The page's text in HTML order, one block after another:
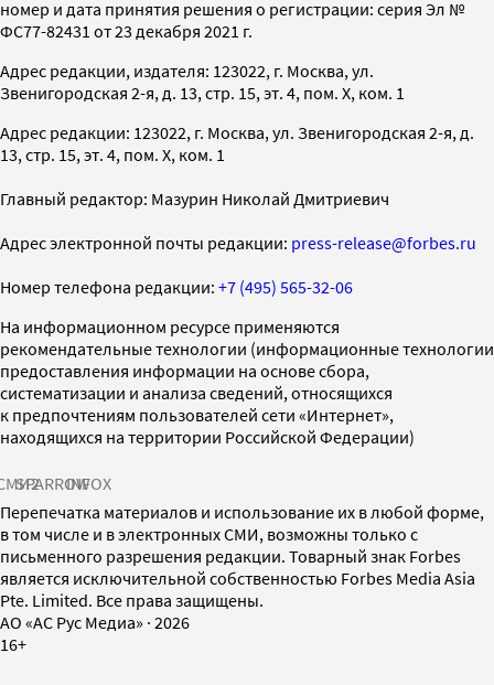
номер и дата принятия решения о регистрации: серия Эл №
ФС77-82431 от 23 декабря 2021 г.
Адрес редакции, издателя: 123022, г. Москва, ул.
Звенигородская 2-я, д. 13, стр. 15, эт. 4, пом. X, ком. 1
Адрес редакции: 123022, г. Москва, ул. Звенигородская 2-я, д.
13, стр. 15, эт. 4, пом. X, ком. 1
Главный редактор: Мазурин Николай Дмитриевич
Адрес электронной почты редакции: press-release@forbes.ru
Номер телефона редакции: +7 (495) 565-32-06
На информационном ресурсе применяются
рекомендательные технологии (информационные технологии
предоставления информации на основе сбора,
систематизации и анализа сведений, относящихся
к предпочтениям пользователей сети «Интернет»,
находящихся на территории Российской Федерации)
SPARROWINFOX
Перепечатка материалов и использование их в любой форме,
в том числе и в электронных СМИ, возможны только с
письменного разрешения редакции. Товарный знак Forbes
является исключительной собственностью Forbes Media Asia
Pte. Limited. Все права защищены.
AO «АС Рус Медиа» · 2026
16+